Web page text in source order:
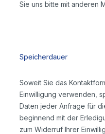
Sie uns bitte mit anderen
Speicherdauer
Soweit Sie das
Einwilligung verwenden,
Daten jeder Anfrage für
beginnend mit der
zum Widerruf Ihrer